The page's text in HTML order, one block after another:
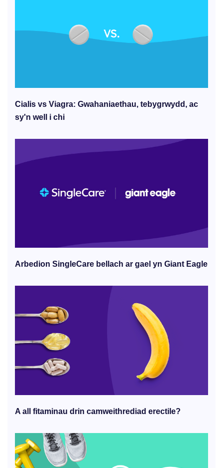
Cialis vs Viagra: Gwahaniaethau, tebygrwydd, ac
sy'n well i chi
Arbedion SingleCare bellach ar gael yn Giant Eagle
A all fitaminau drin camweithrediad erectile?